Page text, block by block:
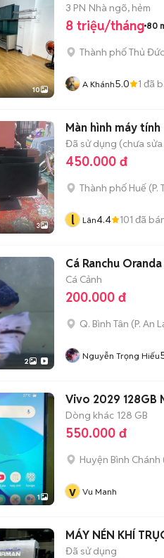
10
3 PN Nhà ngõ, hẻm
8 triệu/tháng 80
Thành phố Thủ Đức
A Khánh5.0 1 đã
3
Màn hình máy tính
Đã sử dụng (chưa
450.000 đ
Thành phố Huế (P.
l Lân4.4 101 đã
2
Cá Ranchu
Cá Cảnh
200.000 đ
Q. Bình Tân (P. An
Nguyễn Trọng Hiếu
1
Vivo 2029 128GB
Dòng khác 128 GB
550.000 đ
Huyện Bình Chánh
v Vu Manh
MÁY NÉN KHÍ
Đã sử dụng